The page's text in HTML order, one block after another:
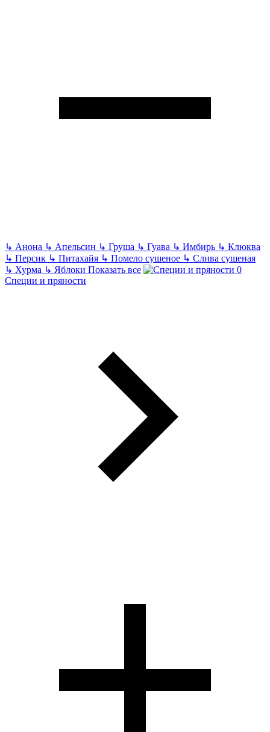
↳ Анона ↳ Апельсин ↳ Груша ↳ Гуава ↳ Имбирь ↳ Клюква
↳ Персик ↳ Питахайя ↳ Помело сушеное ↳ Слива сушеная
↳ Хурма ↳ Яблоки Показать все
Специи и пряности